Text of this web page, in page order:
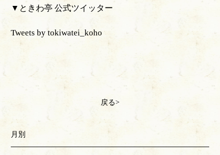
▼ときわ亭 公式ツイッター
Tweets by tokiwatei_koho
戻る
月別